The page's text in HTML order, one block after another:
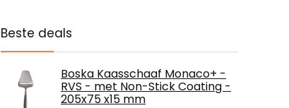
Beste deals
Boska Kaasschaaf Monaco+ -
RVS - met Non-Stick Coating -
205x75 x15 mm